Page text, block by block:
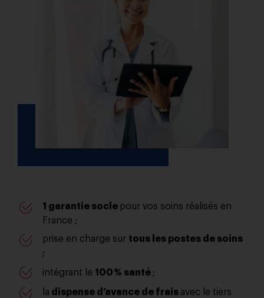
1 garantie socle pour vos soins réalisés en
France ;
prise en charge sur tous les postes de soins
;
intégrant le 100 % santé ;
la dispense d’avance de frais avec le tiers